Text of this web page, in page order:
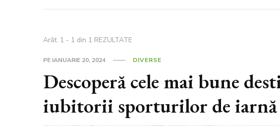
Arăt: 1 - 1 din 1 REZULTATE
PE IANUARIE 20, 2024 DIVERSE
Descoperă cele mai bune
iubitorii sporturilor de iarnă